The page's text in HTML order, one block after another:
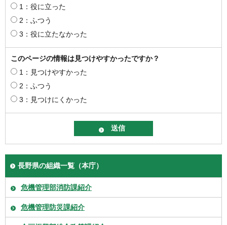
1：役に立った
2：ふつう
3：役に立たなかった
このページの情報は見つけやすかったですか？
1：見つけやすかった
2：ふつう
3：見つけにくかった
長野県の組織一覧（本庁）
危機管理部消防課紹介
危機管理防災課紹介